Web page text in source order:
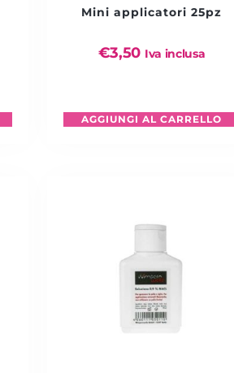
Mini applicatori 25pz
€3,50 Iva inclusa
AGGIUNGI AL CARRELLO